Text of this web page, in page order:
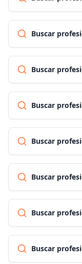
Buscar
Buscar
Buscar
Buscar
Buscar
Buscar
Buscar